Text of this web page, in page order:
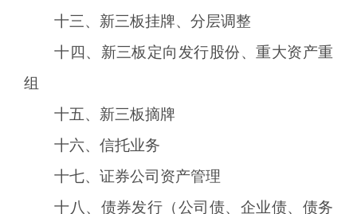
十三、新三板挂牌、分层调整
十四、新三板定向发行股份、重大资产重
组
十五、新三板摘牌
十六、信托业务
十七、证券公司资产管理
十八、债券发行（公司债、企业债、债务